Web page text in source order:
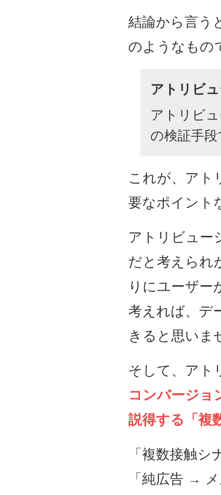
結論から言う
のようなもの
アトリビ
アトリビ
の検証手
これが、アト
要なポイント
アトリビュー
だと考えられ
りにユーザー
考えれば、デ
きると思いま
そして、アト
コンバージョ
説得する「複
「複数接触
「純広告 →